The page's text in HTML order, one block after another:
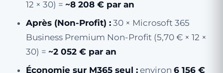
12 × 30) = ~8 208 € par an
Après (Non-Profit) : 30 × Microsoft 365
Business Premium Non-Profit (5,70 € × 12 ×
30) = ~2 052 € par an
Économie sur M365 seul : environ 6 156 €